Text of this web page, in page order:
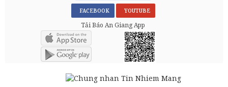
FACEBOOK YOUTUBE
Tải Báo An Giang App